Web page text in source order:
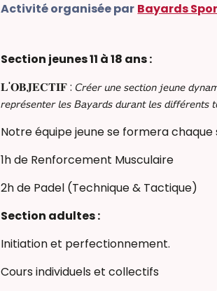
Activité organisée par Bayards
Section jeunes 11 à 18 ans :
𝐋'𝐎𝐁𝐉𝐄𝐂𝐓𝐈𝐅 : 𝘊𝘳𝘦́𝘦𝘳 𝘶𝘯𝘦 𝘴𝘦𝘤𝘵𝘪𝘰𝘯 𝘫𝘦𝘶𝘯𝘦
𝘳𝘦𝘱𝘳𝘦́𝘴𝘦𝘯𝘵𝘦𝘳 𝘭𝘦𝘴 𝘉𝘢𝘺𝘢𝘳𝘥𝘴 𝘥𝘶𝘳𝘢𝘯𝘵 𝘭𝘦𝘴 𝘥𝘪𝘧𝘧𝘦́𝘳𝘦𝘯𝘵𝘴
Notre équipe jeune se formera
1h de Renforcement Musculaire
2h de Padel (Technique & Tactique)
Section adultes :
Initiation et perfectionnement.
Cours individuels et collectifs